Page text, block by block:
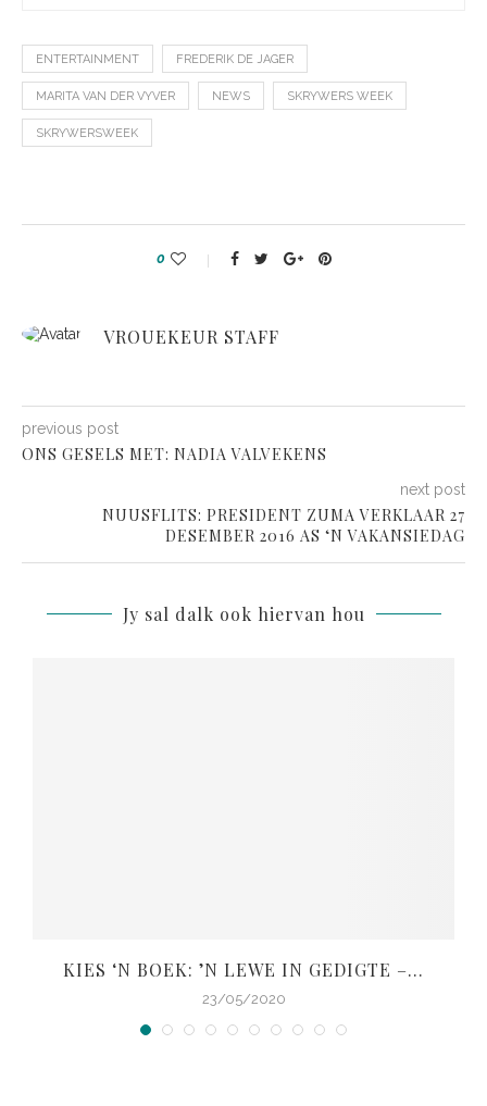
ENTERTAINMENT FREDERIK DE JAGER
MARITA VAN DER VYVER NEWS SKRYWERS WEEK
SKRYWERSWEEK
0
VROUEKEUR STAFF
previous post
ONS GESELS MET: NADIA VALVEKENS
next post
NUUSFLITS: PRESIDENT ZUMA VERKLAAR 27
DESEMBER 2016 AS ‘N VAKANSIEDAG
Jy sal dalk ook hiervan hou
KIES ‘N BOEK: ’N LEWE IN GEDIGTE –...
23/05/2020